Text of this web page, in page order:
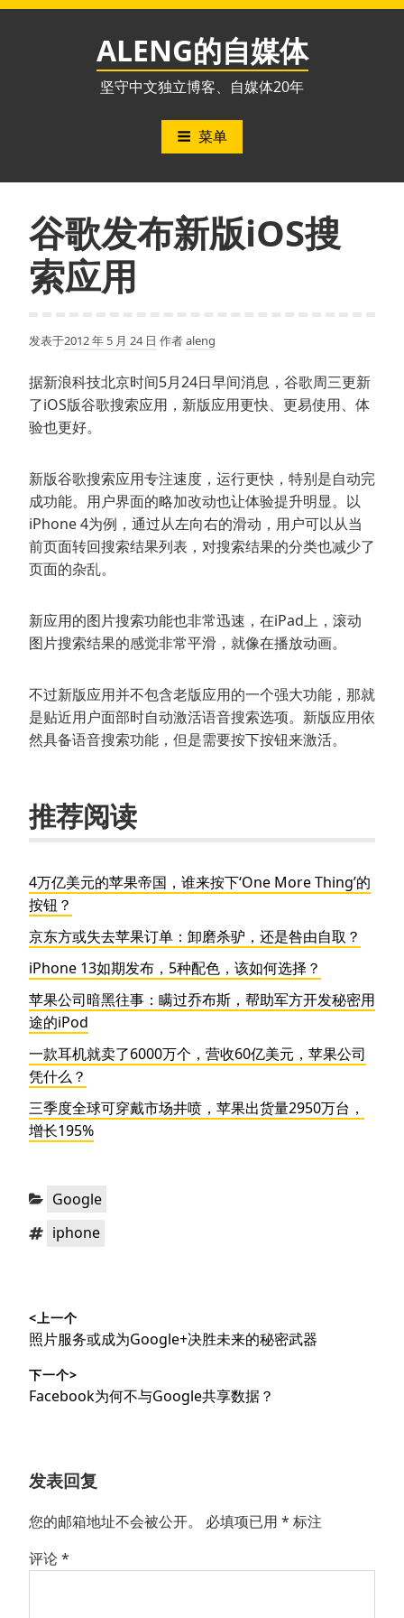
跳
ALENG的自媒体
坚守中文独立博客、自媒体20年
菜单
谷歌发布新版iOS搜
索应用
发表于2012 年 5 月 24 日 作者aleng
据新浪科技北京时间5月24日早间消息，谷歌周三更新
了iOS版谷歌搜索应用，新版应用更快、更易使用、体
验也更好。
新版谷歌搜索应用专注速度，运行更快，特别是自动完
成功能。用户界面的略加改动也让体验提升明显。以
iPhone 4为例，通过从左向右的滑动，用户可以从当
前页面转回搜索结果列表，对搜索结果的分类也减少了
页面的杂乱。
新应用的图片搜索功能也非常迅速，在iPad上，滚动
图片搜索结果的感觉非常平滑，就像在播放动画。
不过新版应用并不包含老版应用的一个强大功能，那就
是贴近用户面部时自动激活语音搜索选项。新版应用依
然具备语音搜索功能，但是需要按下按钮来激活。
推荐阅读
4万亿美元的苹果帝国，谁来按下‘One More Thing’的
按钮？
京东方或失去苹果订单：卸磨杀驴，还是咎由自取？
iPhone 13如期发布，5种配色，该如何选择？
苹果公司暗黑往事：瞒过乔布斯，帮助军方开发秘密用
途的iPod
一款耳机就卖了6000万个，营收60亿美元，苹果公司
凭什么？
三季度全球可穿戴市场井喷，苹果出货量2950万台，
增长195%
分
Google
标 iphone
章
导
航
<上一个
上
文
章：
照片服务或成为Google+决胜未来的秘密武器
下一个>
下
Facebook为何不与Google共享数据？
发表回复
您的邮箱地址不会被公开。 必填项已用 * 标注
评论*